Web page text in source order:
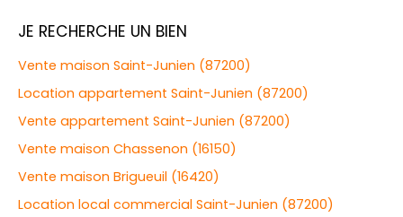
JE RECHERCHE UN BIEN
Vente maison Saint-Junien (87200)
Location appartement Saint-Junien (87200)
Vente appartement Saint-Junien (87200)
Vente maison Chassenon (16150)
Vente maison Brigueuil (16420)
Location local commercial Saint-Junien (87200)